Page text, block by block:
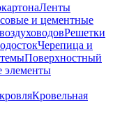
Ленты
и цементные
Решетки
Черепица и
Поверхностный
элементы
Кровельная